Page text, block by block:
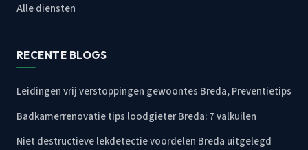
Alle diensten
RECENTE BLOGS
Leidingen vrij verstoppingen gewoontes Breda, Preventietips
Badkamerrenovatie tips loodgieter Breda: 7 valkuilen
Niet destructieve lekdetectie voordelen Breda uitgelegd